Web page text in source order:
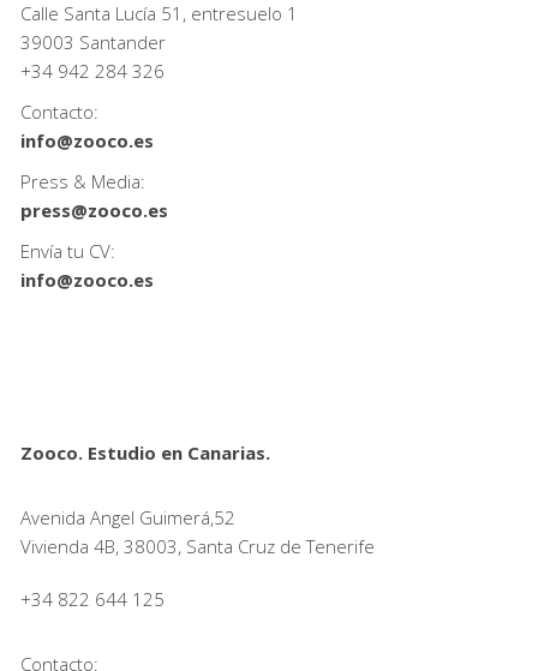
Calle Santa Lucía 51, entresuelo 1
39003 Santander
+34 942 284 326
Contacto:
info@zooco.es
Press & Media:
press@zooco.es
Envía tu CV:
info@zooco.es
Zooco. Estudio en Canarias.
Avenida Angel Guimerá,52
Vivienda 4B, 38003, Santa Cruz de Tenerife
+34 822 644 125
Contacto: